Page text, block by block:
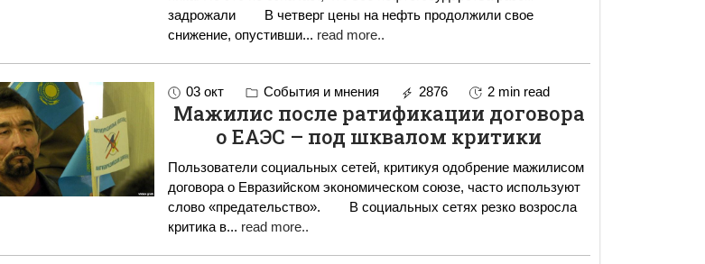
задрожали В четверг цены на нефть продолжили свое
снижение, опустивши... read more..
03 окт События и мнения 2876 2 min read
Мажилис после ратификации договора
о ЕАЭС – под шквалом критики
Пользователи социальных сетей, критикуя одобрение мажилисом
договора о Евразийском экономическом союзе, часто используют
слово «предательство». В социальных сетях резко возросла
критика в... read more..